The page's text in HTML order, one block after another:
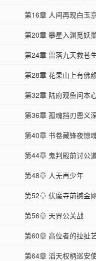
第16章 人间再现白玉
第20章 攀星入渊觅妖
第24章 雷落九天救苍
第28章 花果山上有佛
第32章 陆府观鱼问本
第36章 孤魂挡刃恩义
第40章 书卷藏锋夜惊
第44章 鬼判殿前讨公
第48章 人无再少年
第52章 伏魔寺前撼金
第56章 天界公关战
第60章 高位者的拉扯
第64章 滔天权柄巡安